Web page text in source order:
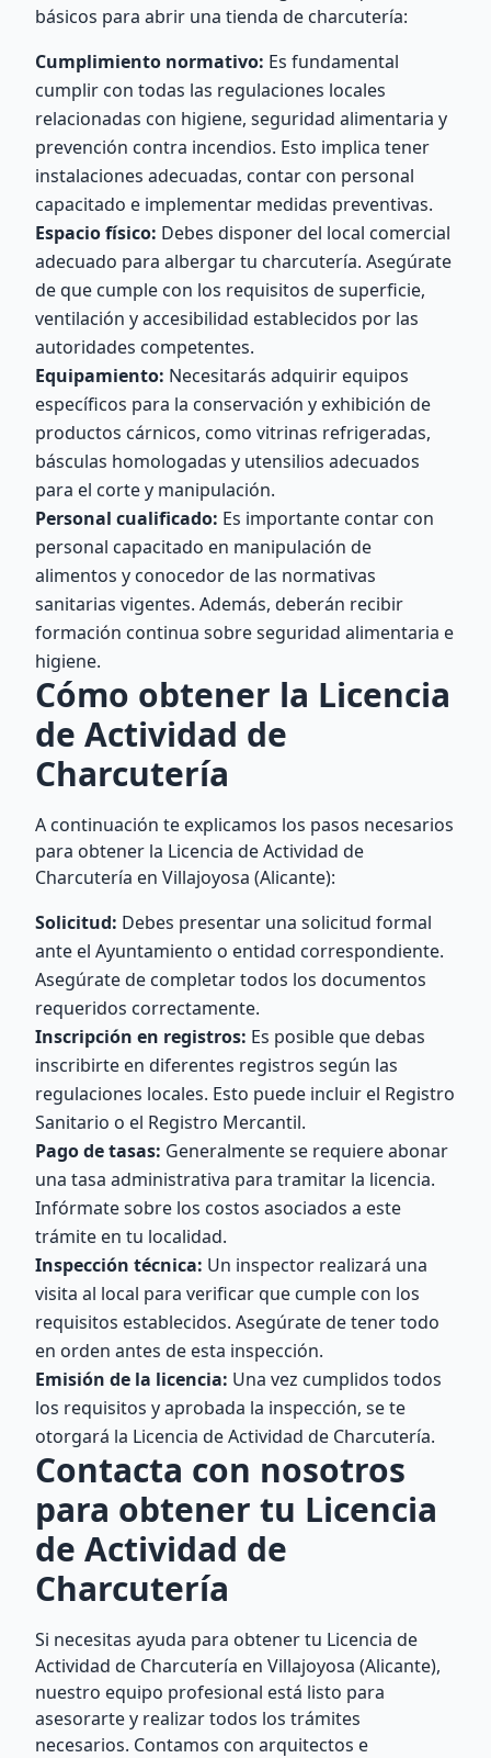
básicos para abrir una tienda de charcutería:
Cumplimiento normativo: Es fundamental
cumplir con todas las regulaciones locales
relacionadas con higiene, seguridad alimentaria y
prevención contra incendios. Esto implica tener
instalaciones adecuadas, contar con personal
capacitado e implementar medidas preventivas.
Espacio físico: Debes disponer del local comercial
adecuado para albergar tu charcutería. Asegúrate
de que cumple con los requisitos de superficie,
ventilación y accesibilidad establecidos por las
autoridades competentes.
Equipamiento: Necesitarás adquirir equipos
específicos para la conservación y exhibición de
productos cárnicos, como vitrinas refrigeradas,
básculas homologadas y utensilios adecuados
para el corte y manipulación.
Personal cualificado: Es importante contar con
personal capacitado en manipulación de
alimentos y conocedor de las normativas
sanitarias vigentes. Además, deberán recibir
formación continua sobre seguridad alimentaria e
higiene.
Cómo obtener la Licencia
de Actividad de
Charcutería
A continuación te explicamos los pasos necesarios
para obtener la Licencia de Actividad de
Charcutería en Villajoyosa (Alicante):
Solicitud: Debes presentar una solicitud formal
ante el Ayuntamiento o entidad correspondiente.
Asegúrate de completar todos los documentos
requeridos correctamente.
Inscripción en registros: Es posible que debas
inscribirte en diferentes registros según las
regulaciones locales. Esto puede incluir el Registro
Sanitario o el Registro Mercantil.
Pago de tasas: Generalmente se requiere abonar
una tasa administrativa para tramitar la licencia.
Infórmate sobre los costos asociados a este
trámite en tu localidad.
Inspección técnica: Un inspector realizará una
visita al local para verificar que cumple con los
requisitos establecidos. Asegúrate de tener todo
en orden antes de esta inspección.
Emisión de la licencia: Una vez cumplidos todos
los requisitos y aprobada la inspección, se te
otorgará la Licencia de Actividad de Charcutería.
Contacta con nosotros
para obtener tu Licencia
de Actividad de
Charcutería
Si necesitas ayuda para obtener tu Licencia de
Actividad de Charcutería en Villajoyosa (Alicante),
nuestro equipo profesional está listo para
asesorarte y realizar todos los trámites
necesarios. Contamos con arquitectos e